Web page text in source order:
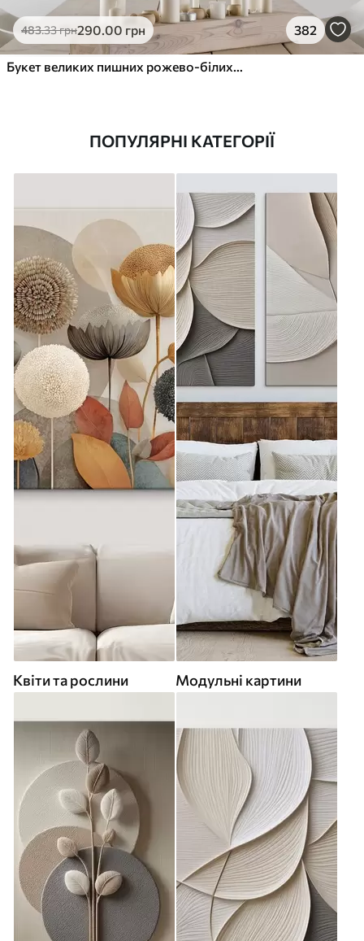
483.33грн290.00 грн 382
Букет великих пишних рожево-білих квітів півонії із зеленим листям на м’якому розмитому фоні
ПОПУЛЯРНІ КАТЕГОРІЇ
Квіти та рослини Модульні картини